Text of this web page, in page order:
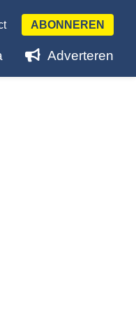
ABONNEREN
Adverteren